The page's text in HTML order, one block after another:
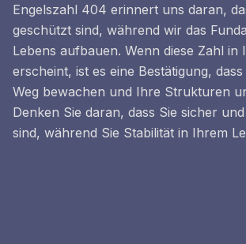
Engelszahl 404 erinnert uns daran,
geschützt sind, während wir das
Lebens aufbauen. Wenn diese Zahl in
erscheint, ist es eine Bestätigung,
Weg bewachen und Ihre Strukturen
Denken Sie daran, dass Sie sicher
sind, während Sie Stabilität in Ihrem